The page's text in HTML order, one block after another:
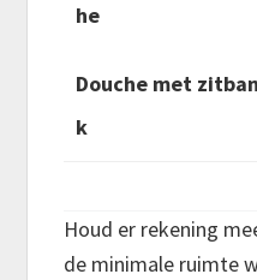
he
Douche met zitban
k
Houd er rekening
de minimale ruimte